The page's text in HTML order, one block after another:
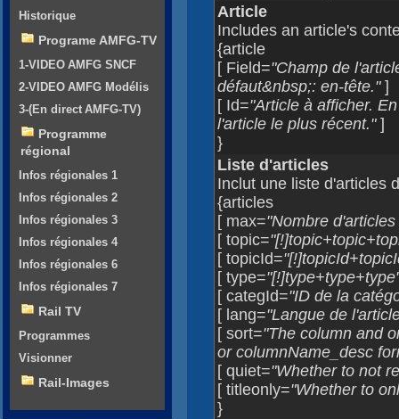
Article
Includes an article's
{article
[ Field="Champ de
défaut&nbsp;: en-tête."]
[ Id="Article à afficher.
l'article le plus récent."]
}
Liste d'articles
Inclut une liste d'articles
{articles
[ max="Nombre
[ topic=
[ topicId=
[ type=
[ categId="ID de la
[ lang="Langue de
[ sort="The column and
or columnName_desc
[ quiet="Whether to not
[ titleonly="Whether to
}
Historique
Programe AMFG-TV
1-VIDEO AMFG SNCF
2-VIDEO AMFG Modélis
3-(En direct AMFG-TV)
Programme
régional
Infos régionales 1
Infos régionales 2
Infos régionales 3
Infos régionales 4
Infos régionales 6
Infos régionales 7
Rail TV
Programmes
Visionner
Rail-Images